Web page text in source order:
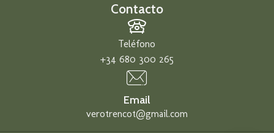
Contacto
Teléfono
+34 680 300 265
Email
verotrencot@gmail.com